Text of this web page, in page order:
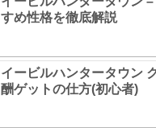
すめ性格を徹底解説
イービルハンタータウン
酬ゲットの仕方(初心者)